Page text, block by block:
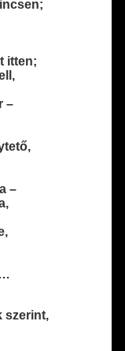
itten;
–
–
szerint,